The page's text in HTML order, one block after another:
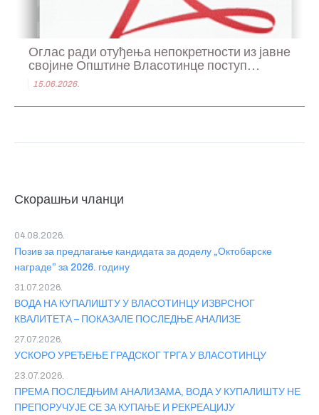
Оглас ради отуђења непокретности из јавне
својине Општине Власотинце поступ...
15.06.2026.
Скорашњи чланци
Позив за предлагање кандидата за доделу „Октобарске
награде” за 2026. годину
04.08.2026.
ВОДА НА КУПАЛИШТУ У ВЛАСОТИНЦУ ИЗВРСНОГ
КВАЛИТЕТА – ПОКАЗАЛЕ ПОСЛЕДЊЕ АНАЛИЗЕ
31.07.2026.
УСКОРО УРЕЂЕЊЕ ГРАДСКОГ ТРГА У ВЛАСОТИНЦУ
27.07.2026.
ПРЕМА ПОСЛЕДЊИМ АНАЛИЗАМА, ВОДА У КУПАЛИШТУ НЕ
ПРЕПОРУЧУЈЕ СЕ ЗА КУПАЊЕ И РЕКРЕАЦИЈУ
23.07.2026.